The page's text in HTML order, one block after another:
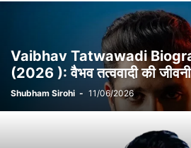
Vaibhav Tatwawadi
(2026 ): वैभव तत्ववादी की
Shubham Sirohi - 11/06/2026